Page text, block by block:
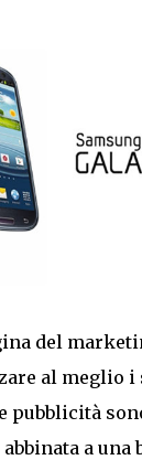
del
al meglio
pubblicità
a una